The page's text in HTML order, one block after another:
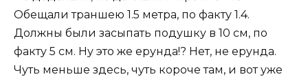
Обещали траншею 1.5 метра, по факту 1.4.
Должны были засыпать подушку в 10 см, по
факту 5 см. Ну это же ерунда!? Нет, не ерунда.
Чуть меньше здесь, чуть короче там, и вот уже